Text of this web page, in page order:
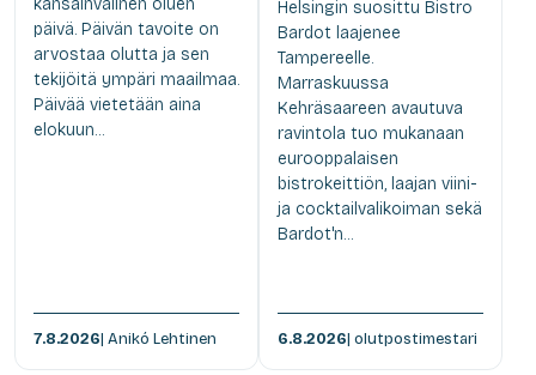
päivä. Päivän tavoite on
arvostaa olutta ja sen
tekijöitä ympäri maailmaa.
Päivää vietetään aina
elokuun...
7.8.2026| Anikó Lehtinen
Helsingin suosittu Bistro
Bardot laajenee
Tampereelle.
Marraskuussa
Kehräsaareen avautuva
ravintola tuo mukanaan
eurooppalaisen
bistrokeittiön, laajan viini-
ja cocktailvalikoiman sekä
Bardot'n...
6.8.2026| olutpostimestari